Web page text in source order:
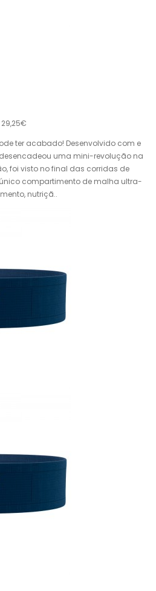
ter acabado! Desenvolvido com e
desencadeou uma mini-revolução na
foi visto no final das corridas de
compartimento de malha ultra-
nutriçã..